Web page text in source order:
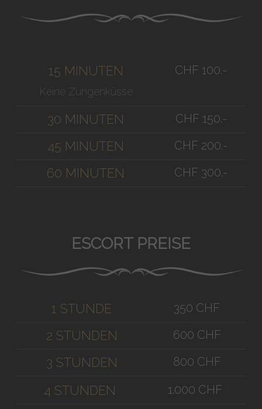
15 MINUTEN
Keine Zungenküsse
CHF 100.-
30 MINUTEN CHF 150.-
45 MINUTEN CHF 200.-
60 MINUTEN CHF 300.-
ESCORT PREISE
1 STUNDE 350 CHF
2 STUNDEN 600 CHF
3 STUNDEN 800 CHF
4 STUNDEN 1.000 CHF